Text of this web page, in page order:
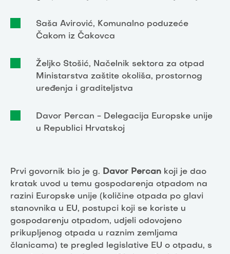
Saša Avirović, Komunalno poduzeće
Čakom iz Čakovca
Željko Stošić, Načelnik sektora za otpad
Ministarstva zaštite okoliša, prostornog
uređenja i graditeljstva
Davor Percan - Delegacija Europske unije
u Republici Hrvatskoj
Prvi govornik bio je g. Davor Percan koji je dao
kratak uvod u temu gospodarenja otpadom na
razini Europske unije (količine otpada po glavi
stanovnika u EU, postupci koji se koriste u
gospodarenju otpadom, udjeli odovojeno
prikupljenog otpada u raznim zemljama
članicama) te pregled legislative EU o otpadu, s